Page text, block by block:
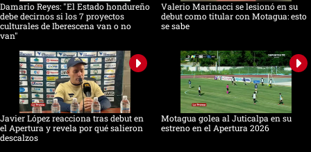
Damario Reyes: "El Estado hondureño
debe decirnos si los 7 proyectos
culturales de Iberescena van o no
van"
Valerio Marinacci se lesionó en su
debut como titular con Motagua: esto
se sabe
Javier López reacciona tras debut en
el Apertura y revela por qué salieron
descalzos
Motagua golea al Juticalpa en su
estreno en el Apertura 2026